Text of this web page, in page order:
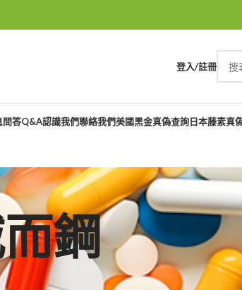
登入/註冊
問答Q&A認識我們聯絡我們美國黑金真偽查詢日本藤素真
鋼